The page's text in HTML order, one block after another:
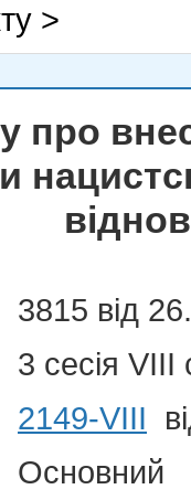
>
про
3815 від
3 сесія VIII
2149-VIII
Основний